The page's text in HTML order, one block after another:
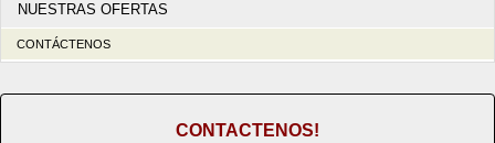
NUESTRAS OFERTAS
CONTÁCTENOS
CONTACTENOS!